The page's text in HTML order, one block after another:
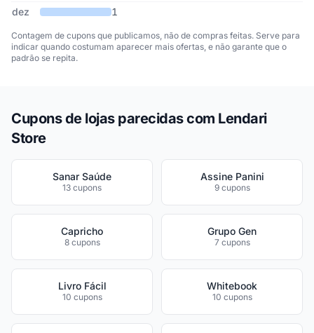
dez 1
Contagem de cupons que publicamos, não de compras feitas. Serve para
indicar quando costumam aparecer mais ofertas, e não garante que o
padrão se repita.
Cupons de lojas parecidas com Lendari
Store
Sanar Saúde
13 cupons
Assine Panini
9 cupons
Capricho
8 cupons
Grupo Gen
7 cupons
Livro Fácil
10 cupons
Whitebook
10 cupons